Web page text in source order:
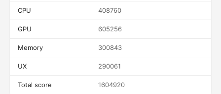
CPU 408760
GPU 605256
Memory 300843
UX 290061
Total score 1604920